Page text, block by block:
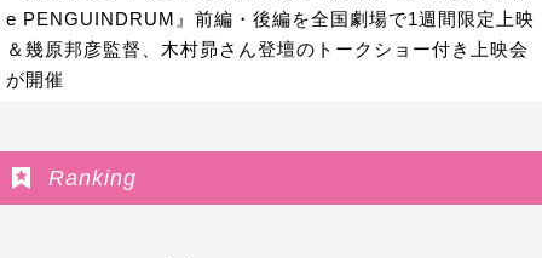
e PENGUINDRUM』前編・後編を全国劇場で1週間限定上映
＆幾原邦彦監督、木村昴さん登壇のトークショー付き上映会
が開催
Ranking